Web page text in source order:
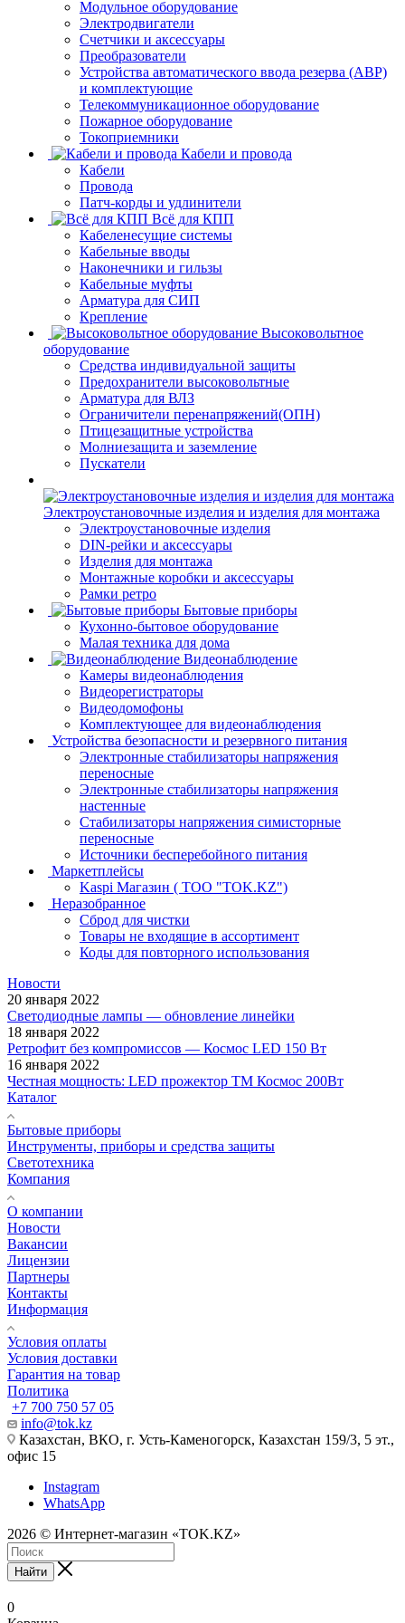
Модульное оборудование
Электродвигатели
Счетчики и аксессуары
Преобразователи
Устройства автоматического ввода резерва (АВР)
и комплектующие
Телекоммуникационное оборудование
Пожарное оборудование
Токоприемники
Кабели и провода
Кабели
Провода
Патч-корды и удлинители
Всё для КПП
Кабеленесущие системы
Кабельные вводы
Наконечники и гильзы
Кабельные муфты
Арматура для СИП
Крепление
Высоковольтное
оборудование
Средства индивидуальной защиты
Предохранители высоковольтные
Арматура для ВЛЗ
Ограничители перенапряжений(ОПН)
Птицезащитные устройства
Молниезащита и заземление
Пускатели
Электроустановочные изделия и изделия для монтажа
Электроустановочные изделия
DIN-рейки и аксессуары
Изделия для монтажа
Монтажные коробки и аксессуары
Рамки ретро
Бытовые приборы
Кухонно-бытовое оборудование
Малая техника для дома
Видеонаблюдение
Камеры видеонаблюдения
Видеорегистраторы
Видеодомофоны
Комплектующее для видеонаблюдения
Устройства безопасности и резервного питания
Электронные стабилизаторы напряжения
переносные
Электронные стабилизаторы напряжения
настенные
Стабилизаторы напряжения симисторные
переносные
Источники бесперебойного питания
Маркетплейсы
Kaspi Магазин ( ТОО "TOK.KZ")
Неразобранное
Сброд для чистки
Товары не входящие в ассортимент
Коды для повторного использования
Новости
20 января 2022
Светодиодные лампы — обновление линейки
18 января 2022
Ретрофит без компромиссов — Космос LED 150 Вт
16 января 2022
Честная мощность: LED прожектор ТМ Космос 200Вт
Каталог
Бытовые приборы
Инструменты, приборы и средства защиты
Светотехника
Компания
О компании
Новости
Вакансии
Лицензии
Партнеры
Контакты
Информация
Условия оплаты
Условия доставки
Гарантия на товар
Политика
+7 700 750 57 05
info@tok.kz
Казахстан, ВКО, г. Усть-Каменогорск, Казахстан 159/3, 5 эт.,
офис 15
Instagram
WhatsApp
2026 © Интернет-магазин «TOK.KZ»
Найти
0